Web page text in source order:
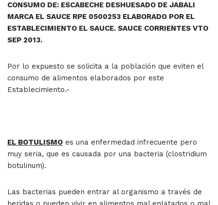
CONSUMO DE: ESCABECHE DESHUESADO DE JABALI
MARCA EL SAUCE RPE 0500253 ELABORADO POR EL
ESTABLECIMIENTO EL SAUCE. SAUCE CORRIENTES VTO
SEP 2013.
Por lo expuesto se solicita a la población que eviten el
consumo de alimentos elaborados por este
Establecimiento.-
EL BOTULISMO es una enfermedad infrecuente pero
muy seria, que es causada por una bacteria (clostridium
botulinum).
Las bacterias pueden entrar al organismo a través de